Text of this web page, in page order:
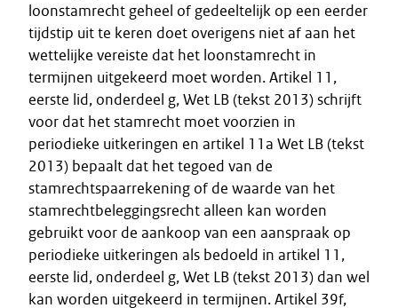
loonstamrecht geheel of gedeeltelijk op een eerder
tijdstip uit te keren doet overigens niet af aan het
wettelijke vereiste dat het loonstamrecht in
termijnen uitgekeerd moet worden. Artikel 11,
eerste lid, onderdeel g, Wet LB (tekst 2013) schrijft
voor dat het stamrecht moet voorzien in
periodieke uitkeringen en artikel 11a Wet LB (tekst
2013) bepaalt dat het tegoed van de
stamrechtspaarrekening of de waarde van het
stamrechtbeleggingsrecht alleen kan worden
gebruikt voor de aankoop van een aanspraak op
periodieke uitkeringen als bedoeld in artikel 11,
eerste lid, onderdeel g, Wet LB (tekst 2013) dan wel
kan worden uitgekeerd in termijnen. Artikel 39f,